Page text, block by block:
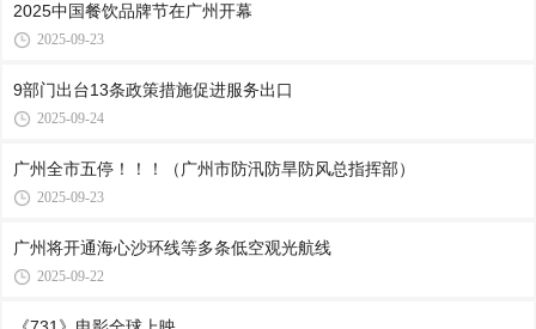
2025中国餐饮品牌节在广州开幕
2025-09-23
9部门出台13条政策措施促进服务出口
2025-09-24
广州全市五停！！！（广州市防汛防旱防风总指挥部）
2025-09-23
广州将开通海心沙环线等多条低空观光航线
2025-09-22